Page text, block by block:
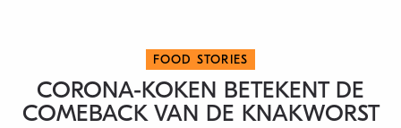
FOOD STORIES
CORONA-KOKEN BETEKENT DE
COMEBACK VAN DE KNAKWORST